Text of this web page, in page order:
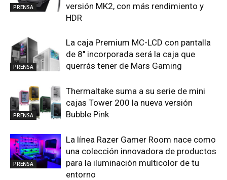
PRENSA
versión MK2, con más rendimiento y
HDR
PRENSA
La caja Premium MC-LCD con pantalla
de 8″ incorporada será la caja que
querrás tener de Mars Gaming
PRENSA
Thermaltake suma a su serie de mini
cajas Tower 200 la nueva versión
Bubble Pink
PRENSA
La línea Razer Gamer Room nace como
una colección innovadora de productos
para la iluminación multicolor de tu
entorno